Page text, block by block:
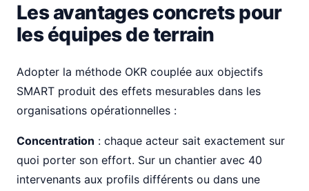
Les avantages concrets pour
les équipes de terrain
Adopter la méthode OKR couplée aux objectifs
SMART produit des effets mesurables dans les
organisations opérationnelles :
Concentration : chaque acteur sait exactement sur
quoi porter son effort. Sur un chantier avec 40
intervenants aux profils différents ou dans une